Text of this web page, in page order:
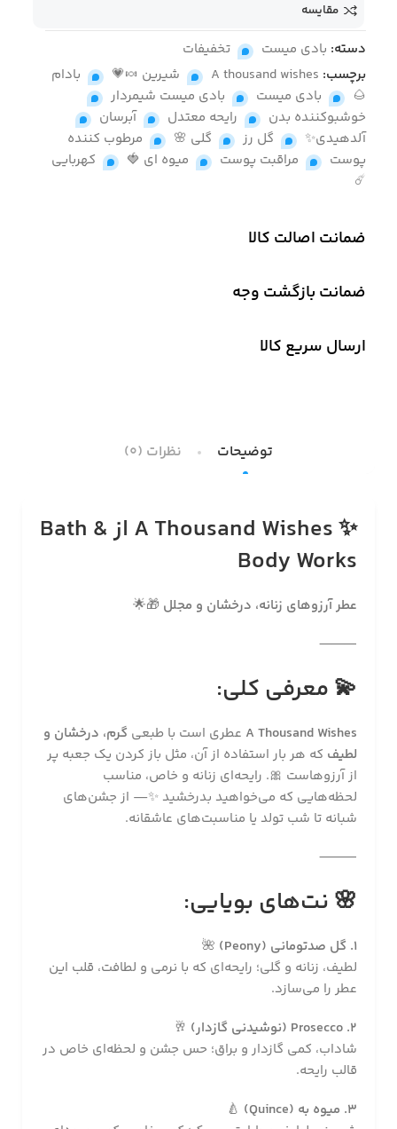
مقایسه
دسته: بادی میست ,
تخفیفات
برچسب: A thousand wishes
, شیرین 🍬💗 ,
بادام
🌰
, بادی میست , بادی میست شیمردار
,
خوشبوکننده بدن
, رایحه معتدل , آبرسان
,
آلدهیدی✨
, گل رز , گلی 🌸 ,
مرطوب کننده
پوست
, مراقبت پوست , میوه ای 🍓 ,
کهربایی
☄️
ضمانت اصالت کالا
ضمانت بازگشت وجه
ارسال سریع کالا
توضیحات نظرات (0)
✨
A Thousand Wishes از Bath &
Body Works
عطر آرزوهای زنانه، درخشان و مجلل 🎁🌟
⸻
💫 معرفی کلی:
A Thousand Wishes عطری است با طبعی گرم، درخشان و
لطیف که هر بار استفاده از آن، مثل باز کردن یک جعبه پر
از آرزوهاست 🎀. رایحه‌ای زنانه و خاص، مناسب
لحظه‌هایی که می‌خواهید بدرخشید ✨— از جشن‌های
شبانه تا شب تولد یا مناسبت‌های عاشقانه.
⸻
🌸 نت‌های بویایی:
1. گل صدتومانی (Peony)
🌺
لطیف، زنانه و گلی؛ رایحه‌ای که با نرمی و لطافت، قلب این
عطر را می‌سازد.
2. Prosecco (نوشیدنی گازدار)
🥂
شاداب، کمی گازدار و براق؛ حس جشن و لحظه‌ای خاص در
قالب رایحه.
3. میوه به (Quince)
🍐